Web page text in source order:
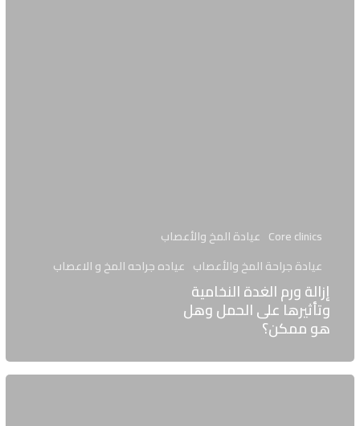
Core clinics عيادة المخ والأعصاب
عيادة جراحة المخ والأعصاب عياده جراحه المخ و الاعصاب
إزالة ورم الغدة النخامية
وتأثيرها على الحمل وهل
هو ممكن؟